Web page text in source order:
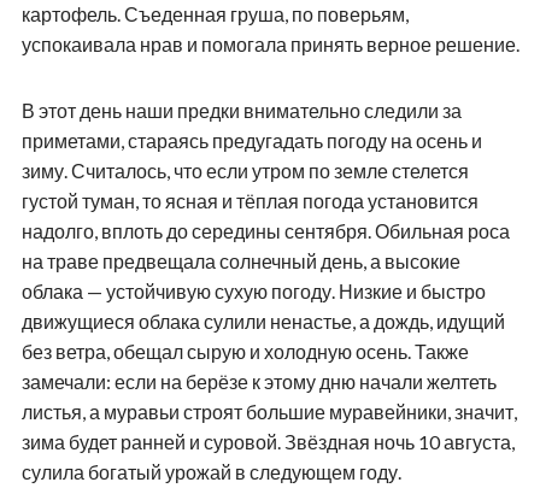
картофель. Съеденная груша, по поверьям,
успокаивала нрав и помогала принять верное решение.
В этот день наши предки внимательно следили за
приметами, стараясь предугадать погоду на осень и
зиму. Считалось, что если утром по земле стелется
густой туман, то ясная и тёплая погода установится
надолго, вплоть до середины сентября. Обильная роса
на траве предвещала солнечный день, а высокие
облака — устойчивую сухую погоду. Низкие и быстро
движущиеся облака сулили ненастье, а дождь, идущий
без ветра, обещал сырую и холодную осень. Также
замечали: если на берёзе к этому дню начали желтеть
листья, а муравьи строят большие муравейники, значит,
зима будет ранней и суровой. Звёздная ночь 10 августа,
сулила богатый урожай в следующем году.